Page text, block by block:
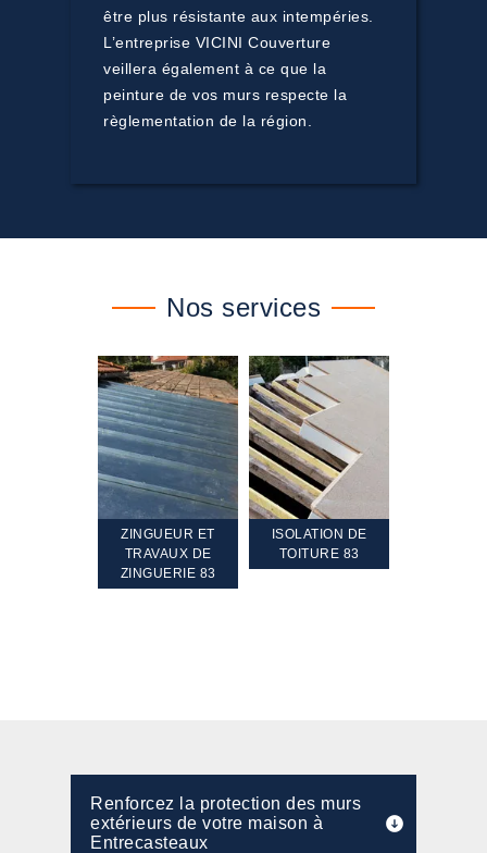
être plus résistante aux intempéries.
L’entreprise VICINI Couverture
veillera également à ce que la
peinture de vos murs respecte la
règlementation de la région.
Nos services
ZINGUEUR ET
TRAVAUX DE
ZINGUERIE 83
ISOLATION DE
TOITURE 83
Renforcez la protection des murs
extérieurs de votre maison à
Entrecasteaux